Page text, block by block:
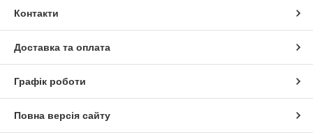
Контакти
Доставка та оплата
Графік роботи
Повна версія сайту